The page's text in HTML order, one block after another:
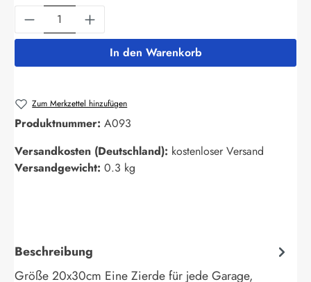
Produkt Anzahl: Gib den gewünschten
In den Warenkorb
Zum Merkzettel hinzufügen
Produktnummer: A093
Versandkosten (Deutschland): kostenloser Versand
Versandgewicht: 0.3 kg
Beschreibung
Größe 20x30cm Eine Zierde für jede Garage,